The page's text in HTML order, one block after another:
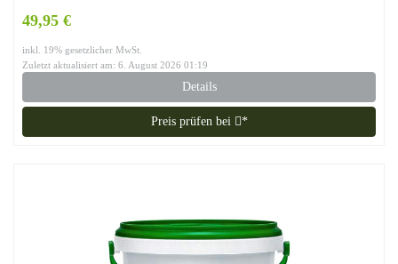
49,95 €
inkl. 19% gesetzlicher MwSt.
Zuletzt aktualisiert am: 6. August 2026 01:19
Details
Preis prüfen bei *